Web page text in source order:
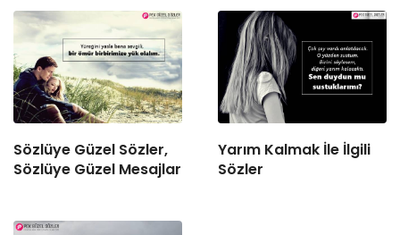
Sözlüye Güzel Sözler,
Sözlüye Güzel Mesajlar
Yarım Kalmak İle İlgili
Sözler